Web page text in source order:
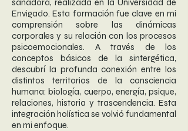
sanadora, realizada en la Universidad de
Envigado. Esta formación fue clave en mi
comprensión sobre las dinámicas
corporales y su relación con los procesos
psicoemocionales. A través de los
conceptos básicos de la sintergética,
descubrí la profunda conexión entre los
distintos territorios de la consciencia
humana: biología, cuerpo, energía, psique,
relaciones, historia y trascendencia. Esta
integración holística se volvió fundamental
en mi enfoque.